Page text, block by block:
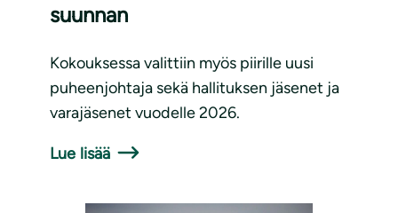
suunnan
Kokouksessa valittiin myös piirille uusi
puheenjohtaja sekä hallituksen jäsenet ja
varajäsenet vuodelle 2026.
Lue lisää